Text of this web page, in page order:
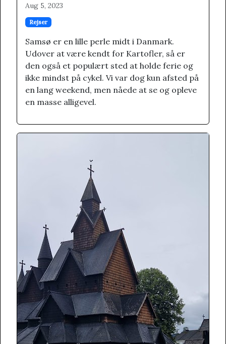
Aug 5, 2023
Rejser
Samsø er en lille perle midt i Danmark.
Udover at være kendt for Kartofler, så er
den også et populært sted at holde ferie og
ikke mindst på cykel. Vi var dog kun afsted på
en lang weekend, men nåede at se og opleve
en masse alligevel.